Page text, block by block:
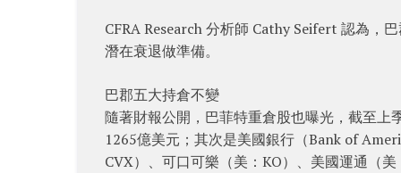
CFRA Research 分析師 Cathy Seifert 認為，
潛在衰退做準備。
巴郡五大持倉不變
隨著財報公開，巴菲特重倉股也曝光，截至
1265億美元；其次是美國銀行（Bank of
CVX）、可口可樂（美：KO）、美國運通（